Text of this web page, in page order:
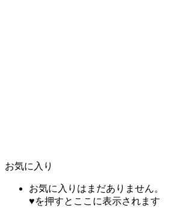
お気に入り
お気に入りはまだありません。
♥を押すとここに表示されます